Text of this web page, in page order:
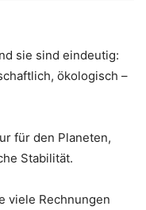
sie sind eindeutig:
ökologisch –
für den Planeten,
Stabilität.
viele Rechnungen